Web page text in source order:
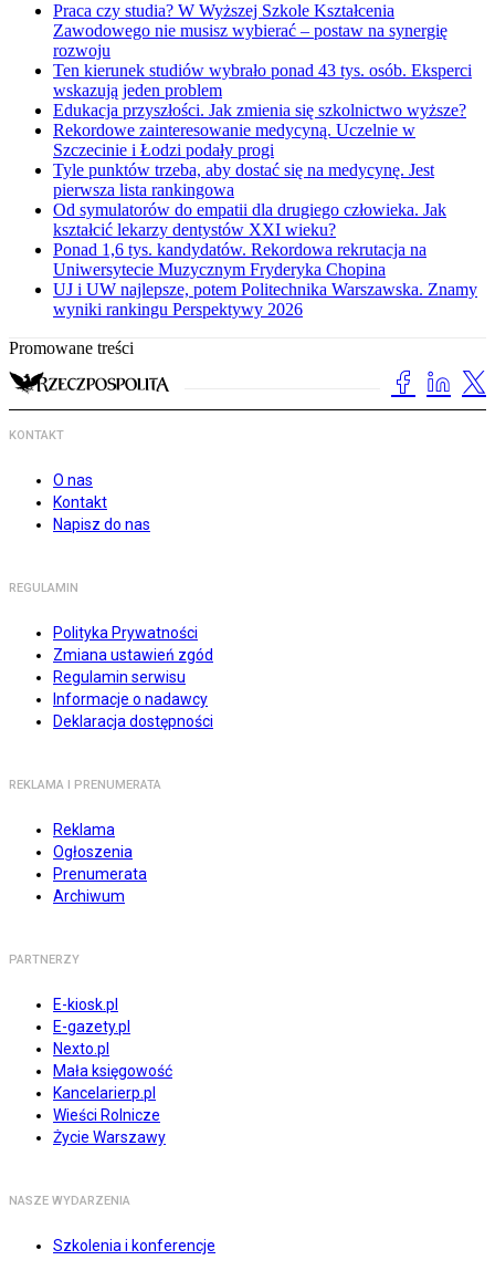
Praca czy studia? W Wyższej Szkole Kształcenia
Zawodowego nie musisz wybierać – postaw na synergię
rozwoju
Ten kierunek studiów wybrało ponad 43 tys. osób. Eksperci
wskazują jeden problem
Edukacja przyszłości. Jak zmienia się szkolnictwo wyższe?
Rekordowe zainteresowanie medycyną. Uczelnie w
Szczecinie i Łodzi podały progi
Tyle punktów trzeba, aby dostać się na medycynę. Jest
pierwsza lista rankingowa
Od symulatorów do empatii dla drugiego człowieka. Jak
kształcić lekarzy dentystów XXI wieku?
Ponad 1,6 tys. kandydatów. Rekordowa rekrutacja na
Uniwersytecie Muzycznym Fryderyka Chopina
UJ i UW najlepsze, potem Politechnika Warszawska. Znamy
wyniki rankingu Perspektywy 2026
Promowane treści
KONTAKT
O nas
Kontakt
Napisz do nas
REGULAMIN
Polityka Prywatności
Zmiana ustawień zgód
Regulamin serwisu
Informacje o nadawcy
Deklaracja dostępności
REKLAMA I PRENUMERATA
Reklama
Ogłoszenia
Prenumerata
Archiwum
PARTNERZY
E-kiosk.pl
E-gazety.pl
Nexto.pl
Mała księgowość
Kancelarierp.pl
Wieści Rolnicze
Życie Warszawy
NASZE WYDARZENIA
Szkolenia i konferencje